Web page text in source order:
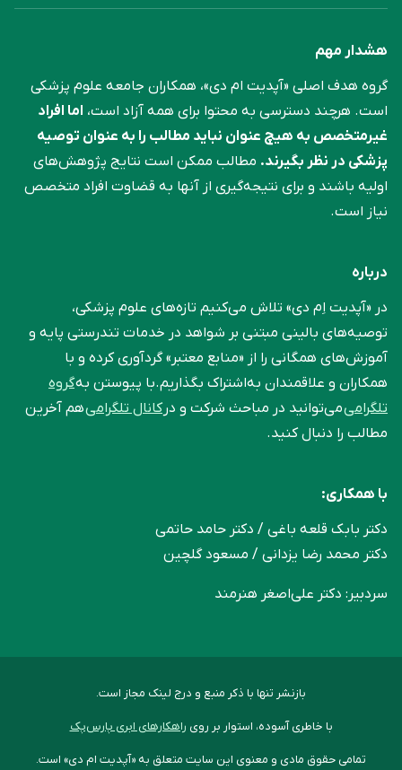
هشدار مهم
گروه هدف اصلی «آپدیت ام دی»، همکاران جامعه علوم ‌پزشکی
است. هرچند دسترسی به محتوا برای همه آزاد است، اما افراد
غیرمتخصص به هیچ عنوان نباید مطالب را به عنوان توصیه
پزشکی در نظر بگیرند. مطالب ممکن است نتایج پژوهش‌های
اولیه باشند و برای نتیجه‌گیری از آنها به قضاوت افراد متخصص
نیاز است.
درباره
در «آپدیت اِم دی» تلاش می‌کنیم تازه‌های علوم پزشکی،
توصیه‌های بالینی مبتنی بر شواهد در خدمات تندرستی پایه و
آموزش‌های همگانی را از «منابع معتبر» گردآوری کرده و با
همکاران و علاقمندان به‌اشتراک بگذاریم.با پیوستن بهگروه
تلگرامیمی‌توانید در مباحث شرکت و درکانال تلگرامیهم آخرین
مطالب را دنبال کنید.
با همکاری:
دکتر بابک قلعه‌ باغی / دکتر حامد حاتمی
دکتر محمد رضا یزدانی / مسعود گلچین
سردبیر: دکتر علی‌اصغر هنرمند
بازنشر تنها با ذکر منبع و درج لینک مجاز است.
با خاطری آسوده، استوار بر روی راهکارهای ابری پارس‌پک
تمامی حقوق مادی و معنوی این سایت متعلق به «آپدیت ام دی» است.